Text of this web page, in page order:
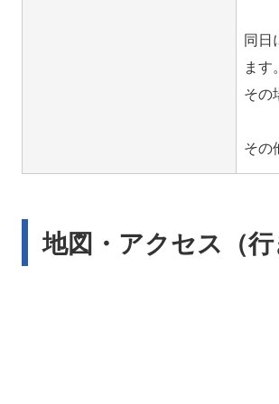
同日
ます。
その
地図・アクセス（行